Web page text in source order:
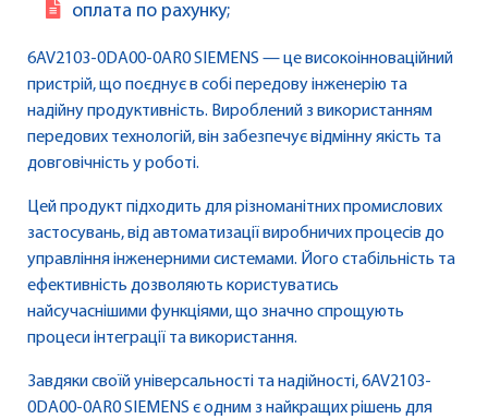
оплата по рахунку;
6AV2103-0DA00-0AR0 SIEMENS — це високоінноваційний
пристрій, що поєднує в собі передову інженерію та
надійну продуктивність. Вироблений з використанням
передових технологій, він забезпечує відмінну якість та
довговічність у роботі.
Цей продукт підходить для різноманітних промислових
застосувань, від автоматизації виробничих процесів до
управління інженерними системами. Його стабільність та
ефективність дозволяють користуватись
найсучаснішими функціями, що значно спрощують
процеси інтеграції та використання.
Завдяки своїй універсальності та надійності, 6AV2103-
0DA00-0AR0 SIEMENS є одним з найкращих рішень для